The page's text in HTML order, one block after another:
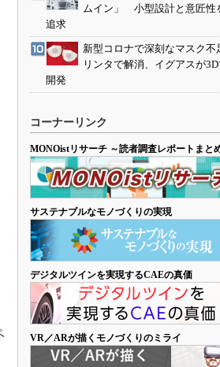
ムイン」 小型設計と意匠性
追求
新型コロナで深刻なマスク不
リンタで解消、イグアスが
開発
コーナーリンク
MONOistリサーチ ～読者調査レポートまと
サステナブルなモノづくりの実現
デジタルツインを実現するCAEの真価
VR／ARが描くモノづくりのミライ